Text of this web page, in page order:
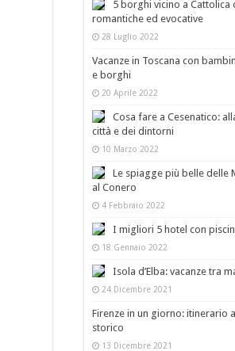
5 borghi vicino a Cattolica
romantiche ed evocative
28 Luglio 2022
Vacanze in Toscana con
e borghi
20 Aprile 2022
Cosa fare a Cesenatico:
città e dei dintorni
10 Marzo 2022
Le spiagge più belle delle
al Conero
4 Febbraio 2022
I migliori 5 hotel con
18 Gennaio 2022
Isola d’Elba: vacanze tra
24 Dicembre 2021
Firenze in un giorno: itinerario
storico
13 Dicembre 2021